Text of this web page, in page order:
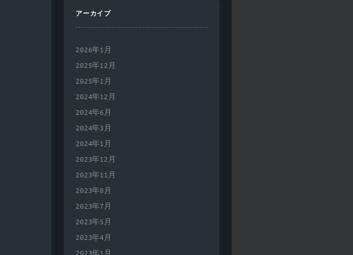
アーカイブ
2026年1月
2025年12月
2025年1月
2024年12月
2024年6月
2024年3月
2024年1月
2023年12月
2023年11月
2023年8月
2023年7月
2023年5月
2023年4月